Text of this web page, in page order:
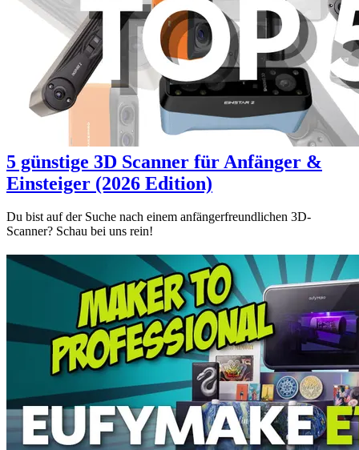
5 günstige 3D Scanner für Anfänger &
Einsteiger (2026 Edition)
Du bist auf der Suche nach einem anfängerfreundlichen 3D-
Scanner? Schau bei uns rein!